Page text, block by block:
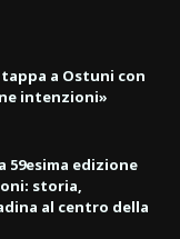
a Ostuni con
intenzioni»
59esima edizione
storia,
al centro della